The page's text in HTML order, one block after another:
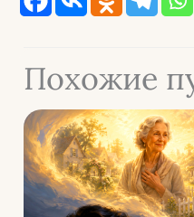
Похожие